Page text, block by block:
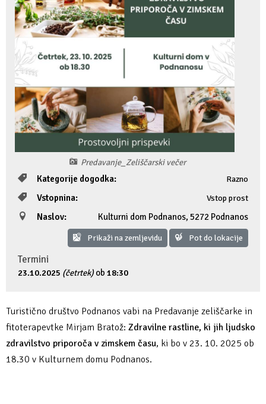
Predavanje_Zeliščarski večer
Kategorije dogodka:
Razno
Vstopnina:
Vstop prost
Naslov:
Kulturni dom Podnanos, 5272 Podnanos
Prikaži na zemljevidu Pot do lokacije
Termini
23.10.2025 (četrtek)ob 18:30
Turistično društvo Podnanos vabi na Predavanje zeliščarke in
fitoterapevtke Mirjam Bratož: Zdravilne rastline, ki jih ljudsko
zdravilstvo priporoča v zimskem času, ki bo v 23. 10. 2025 ob
18.30 v Kulturnem domu Podnanos.
Fotogalerija
Ideja za izlet
Raziskuj Vipavo s pomočjo vitezov Vipavskih
Zasebno doživetje lova na tartufe
Pomembni kontakti
Pogosta vprašanja
Novičke
Publikacije
Projekti
Zelena Vipava
Trajnostna mobilnost